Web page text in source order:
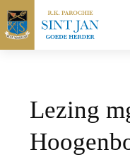
Lezing